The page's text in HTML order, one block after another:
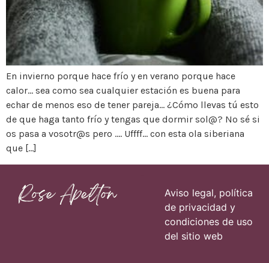
En invierno porque hace frío y en verano porque hace
calor… sea como sea cualquier estación es buena para
echar de menos eso de tener pareja… ¿Cómo llevas tú esto
de que haga tanto frío y tengas que dormir sol@? No sé si
os pasa a vosotr@s pero …. Uffff… con esta ola siberiana
que […]
Aviso legal, política
de privacidad y
condiciones de uso
del sitio web